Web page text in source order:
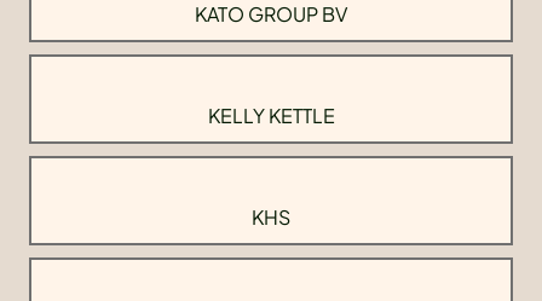
KATO GROUP BV
KELLY KETTLE
KHS